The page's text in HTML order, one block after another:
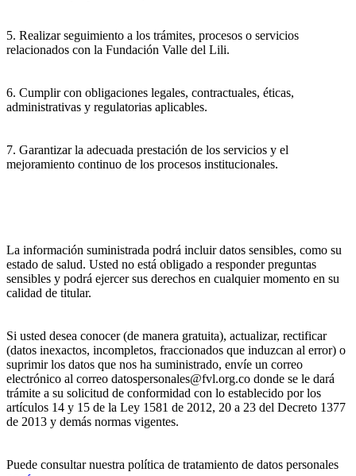
5. Realizar seguimiento a los trámites, procesos o servicios
relacionados con la Fundación Valle del Lili.
6. Cumplir con obligaciones legales, contractuales, éticas,
administrativas y regulatorias aplicables.
7. Garantizar la adecuada prestación de los servicios y el
mejoramiento continuo de los procesos institucionales.
La información suministrada podrá incluir datos sensibles, como su
estado de salud. Usted no está obligado a responder preguntas
sensibles y podrá ejercer sus derechos en cualquier momento en su
calidad de titular.
Si usted desea conocer (de manera gratuita), actualizar, rectificar
(datos inexactos, incompletos, fraccionados que induzcan al error) o
suprimir los datos que nos ha suministrado, envíe un correo
electrónico al correo datospersonales@fvl.org.co donde se le dará
trámite a su solicitud de conformidad con lo establecido por los
artículos 14 y 15 de la Ley 1581 de 2012, 20 a 23 del Decreto 1377
de 2013 y demás normas vigentes.
Puede consultar nuestra política de tratamiento de datos personales